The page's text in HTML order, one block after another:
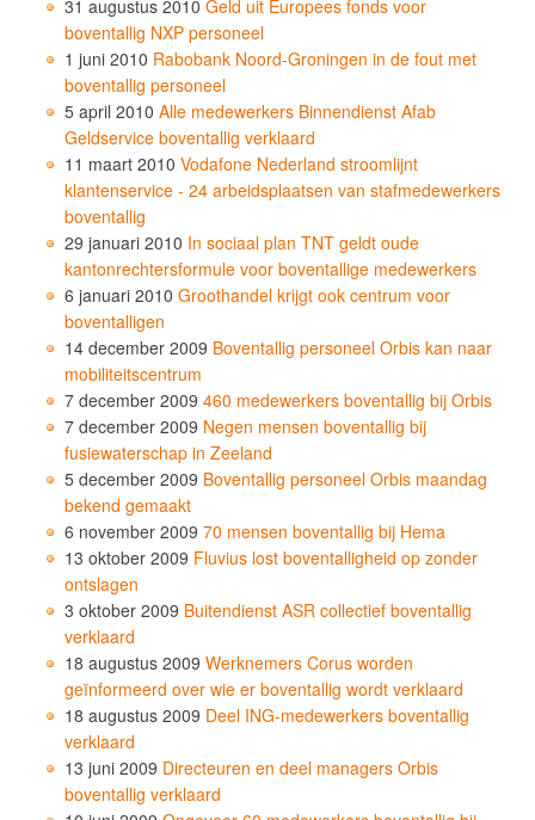
31 augustus 2010 Geld uit Europees fonds voor
boventallig NXP personeel
1 juni 2010 Rabobank Noord-Groningen in de fout met
boventallig personeel
5 april 2010 Alle medewerkers Binnendienst Afab
Geldservice boventallig verklaard
11 maart 2010 Vodafone Nederland stroomlijnt
klantenservice - 24 arbeidsplaatsen van stafmedewerkers
boventallig
29 januari 2010 In sociaal plan TNT geldt oude
kantonrechtersformule voor boventallige medewerkers
6 januari 2010 Groothandel krijgt ook centrum voor
boventalligen
14 december 2009 Boventallig personeel Orbis kan naar
mobiliteitscentrum
7 december 2009 460 medewerkers boventallig bij Orbis
7 december 2009 Negen mensen boventallig bij
fusiewaterschap in Zeeland
5 december 2009 Boventallig personeel Orbis maandag
bekend gemaakt
6 november 2009 70 mensen boventallig bij Hema
13 oktober 2009 Fluvius lost boventalligheid op zonder
ontslagen
3 oktober 2009 Buitendienst ASR collectief boventallig
verklaard
18 augustus 2009 Werknemers Corus worden
geïnformeerd over wie er boventallig wordt verklaard
18 augustus 2009 Deel ING-medewerkers boventallig
verklaard
13 juni 2009 Directeuren en deel managers Orbis
boventallig verklaard